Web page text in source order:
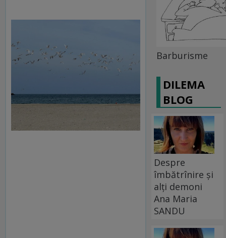
Barburisme
DILEMA
BLOG
Despre
îmbătrînire și
alți demoni
Ana Maria
SANDU